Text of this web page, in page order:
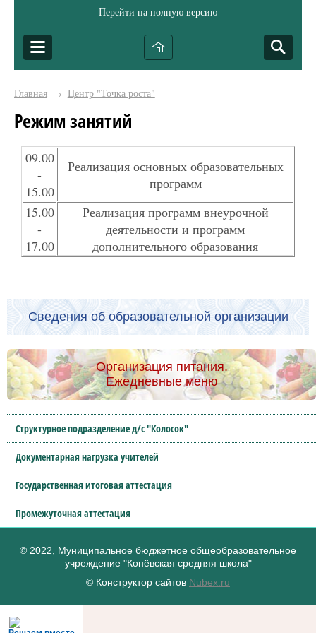
Перейти на полную версию
Главная → Центр "Точка роста"
Режим занятий
09.00
-
15.00
Реализация основных образовательных
программ
15.00
-
17.00
Реализация программ внеурочной
деятельности и программ
дополнительного образования
Сведения об образовательной организации
Организация питания.
Ежедневные меню
Структурное подразделение д/с "Колосок"
Документарная нагрузка учителей
Государственная итоговая аттестация
Промежуточная аттестация
© 2022, Муниципальное бюджетное общеобразовательное
учреждение "Конёвская средняя школа"
© Конструктор сайтов Nubex.ru